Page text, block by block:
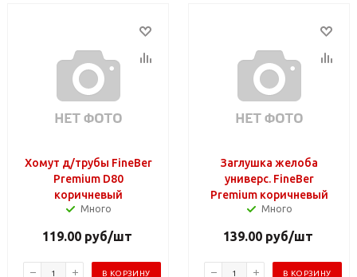
Хомут д/трубы FineBer
Premium D80
коричневый
Много
119.00руб/шт
В КОРЗИНУ
Заглушка желоба
универс. FineBer
Premium коричневый
Много
139.00руб/шт
В КОРЗИНУ